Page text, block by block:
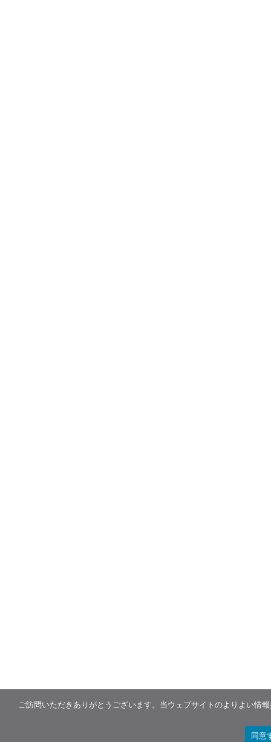
ご訪問いただきありがとうございます。当ウェブサイトのよりよい
同意